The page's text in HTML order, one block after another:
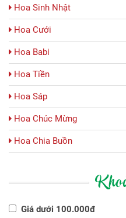
Hoa Sinh Nhật
Hoa Cưới
Hoa Babi
Hoa Tiền
Hoa Sáp
Hoa Chúc Mừng
Hoa Chia Buồn
Giá dưới 100.000đ